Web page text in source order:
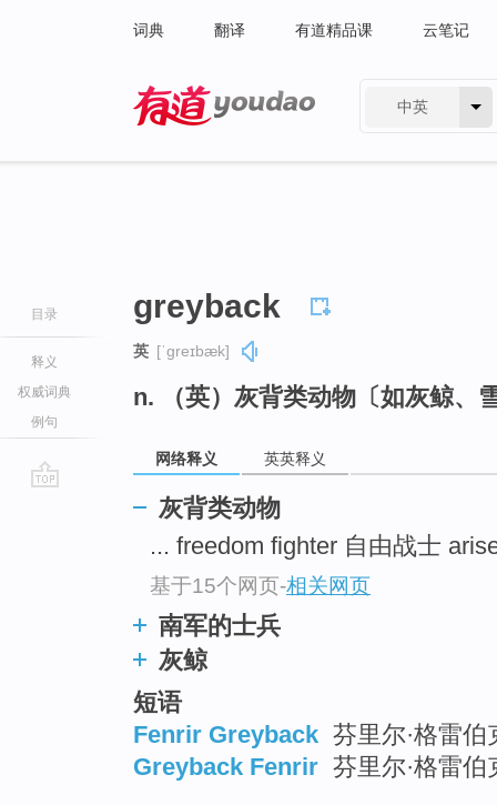
词典 翻译 有道精品课 云笔记
中英
目录
释义
权威词典
例句
greyback
英 [ˈɡreɪbæk]
n. （英）灰背类动物〔如灰鲸、
网络释义 英英释义
灰背类动物
... freedom fighter 自由战士
基于15个网页-相关网页
南军的士兵
灰鲸
短语
Fenrir Greyback 芬里尔·格雷
Greyback Fenrir 芬里尔·格雷伯